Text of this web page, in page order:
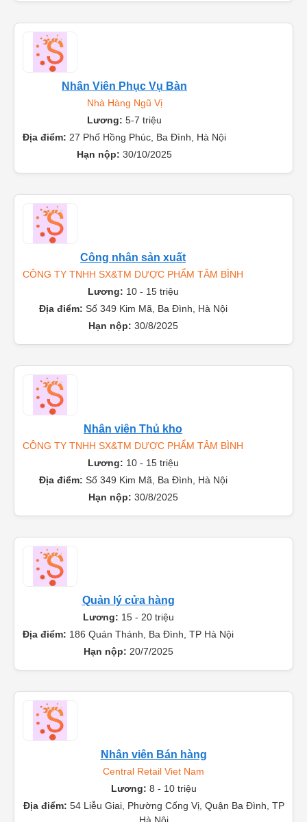
Nhân Viên Phục Vụ Bàn
Nhà Hàng Ngũ Vị
Lương: 5-7 triệu
Địa điểm: 27 Phố Hồng Phúc, Ba Đình, Hà Nội
Hạn nộp: 30/10/2025
Công nhân sản xuất
CÔNG TY TNHH SX&TM DƯỢC PHẨM TÂM BÌNH
Lương: 10 - 15 triệu
Địa điểm: Số 349 Kim Mã, Ba Đình, Hà Nội
Hạn nộp: 30/8/2025
Nhân viên Thủ kho
CÔNG TY TNHH SX&TM DƯỢC PHẨM TÂM BÌNH
Lương: 10 - 15 triệu
Địa điểm: Số 349 Kim Mã, Ba Đình, Hà Nội
Hạn nộp: 30/8/2025
Quản lý cửa hàng
Lương: 15 - 20 triệu
Địa điểm: 186 Quán Thánh, Ba Đình, TP Hà Nội
Hạn nộp: 20/7/2025
Nhân viên Bán hàng
Central Retail Viet Nam
Lương: 8 - 10 triệu
Địa điểm: 54 Liễu Giai, Phường Cống Vị, Quận Ba Đình, TP